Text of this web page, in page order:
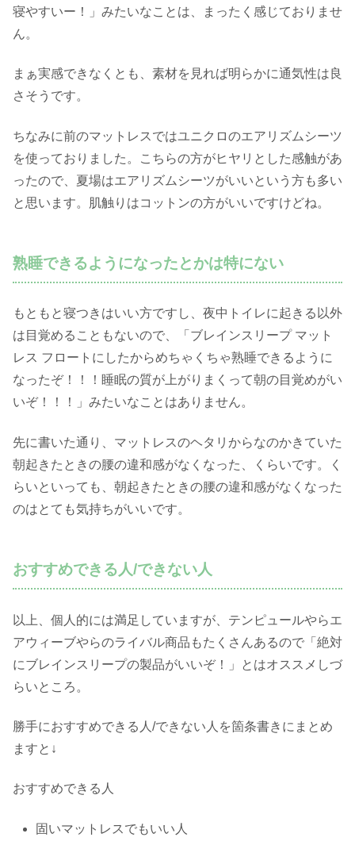
寝やすいー！」みたいなことは、まったく感じておりませ
ん。
まぁ実感できなくとも、素材を見れば明らかに通気性は良
さそうです。
ちなみに前のマットレスではユニクロのエアリズムシーツ
を使っておりました。こちらの方がヒヤリとした感触があ
ったので、夏場はエアリズムシーツがいいという方も多い
と思います。肌触りはコットンの方がいいですけどね。
熟睡できるようになったとかは特にない
もともと寝つきはいい方ですし、夜中トイレに起きる以外
は目覚めることもないので、「ブレインスリープ マット
レス フロートにしたからめちゃくちゃ熟睡できるように
なったぞ！！！睡眠の質が上がりまくって朝の目覚めがい
いぞ！！！」みたいなことはありません。
先に書いた通り、マットレスのヘタリからなのかきていた
朝起きたときの腰の違和感がなくなった、くらいです。く
らいといっても、朝起きたときの腰の違和感がなくなった
のはとても気持ちがいいです。
おすすめできる人/できない人
以上、個人的には満足していますが、テンピュールやらエ
アウィーブやらのライバル商品もたくさんあるので「絶対
にブレインスリープの製品がいいぞ！」とはオススメしづ
らいところ。
勝手におすすめできる人/できない人を箇条書きにまとめ
ますと↓
おすすめできる人
固いマットレスでもいい人